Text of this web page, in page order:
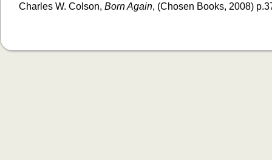
Charles W. Colson, Born Again, (Chosen Books, 2008)